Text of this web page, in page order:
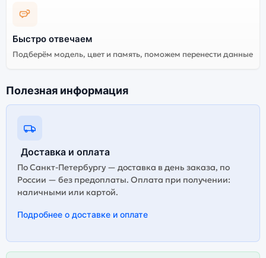
Быстро отвечаем
Подберём модель, цвет и память, поможем перенести данные
Полезная информация
Доставка и оплата
По Санкт-Петербургу — доставка в день заказа, по
России — без предоплаты. Оплата при получении:
наличными или картой.
Подробнее о доставке и оплате